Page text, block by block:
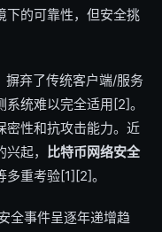
下的可靠性，但安全挑
摒弃了传统客户端/服务
统难以完全适用[2]。
密性和抗攻击能力。近
起， 比特币网络安全
重考验[1][2]。
全事件呈逐年递增趋